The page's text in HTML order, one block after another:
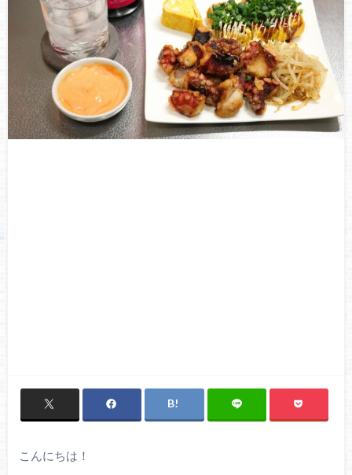
こんにちは！